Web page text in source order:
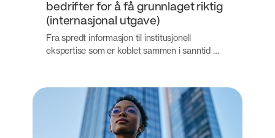
bedrifter for å få grunnlaget riktig
(internasjonal utgave)
Fra spredt informasjon til institusjonell
ekspertise som er koblet sammen i sanntid …